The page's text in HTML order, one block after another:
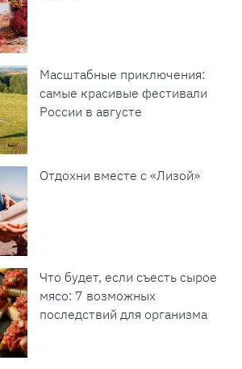
Масштабные приключения:
самые красивые фестивали
России в августе
Отдохни вместе с «Лизой»
Что будет, если съесть сырое
мясо: 7 возможных
последствий для организма